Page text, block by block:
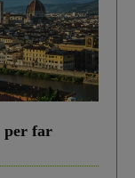
per far